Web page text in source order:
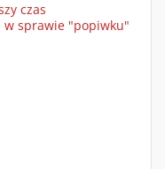
czas
w sprawie "popiwku"